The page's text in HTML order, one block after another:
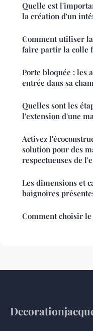
Quelle est
la création d'un
Comment utiliser
faire partir la colle
Porte bloquée : les
entrée dans sa
Quelles sont les
l'extension d'une
Activez
solution pour des
respectueuses de
Les dimensions et
baignoires
Comment choisir le